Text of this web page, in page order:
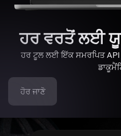
ਹਰ ਵਰਤੋਂ ਲਈ
ਹਰ ਟੂਲ ਲਈ ਇੱਕ ਸਮਰਪਿਤ
ਹੋਰ ਜਾਣੋ